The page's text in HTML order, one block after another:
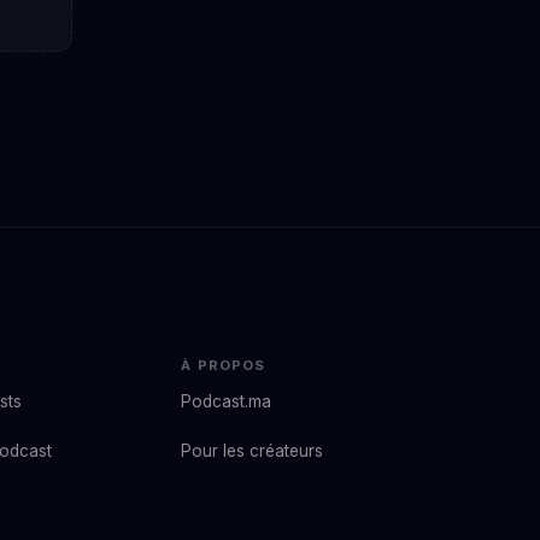
À PROPOS
Podcast.ma
Pour les créateurs